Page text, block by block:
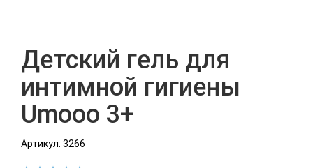
Детский гель для
интимной гигиены
Umooo 3+
Артикул: 3266